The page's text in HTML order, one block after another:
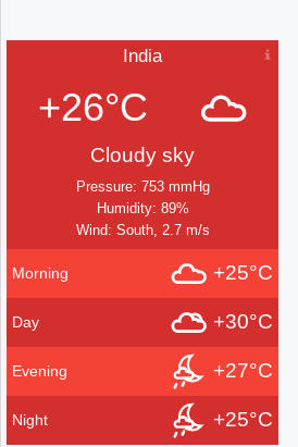
India
+26°C
Cloudy sky
Pressure: 753 mmHg
Humidity: 89%
Wind: South, 2.7 m/s
Morning +25°C
Day +30°C
Evening +27°C
Night +25°C